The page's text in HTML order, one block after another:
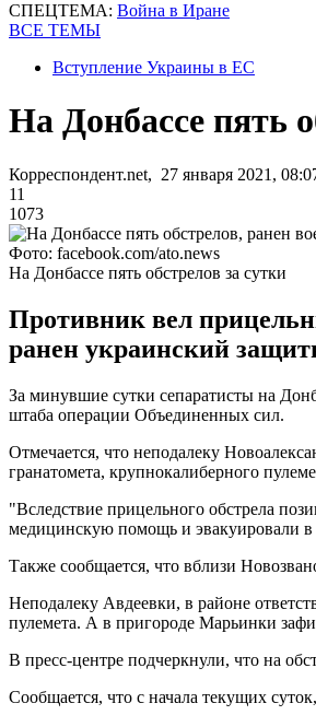
СПЕЦТЕМА: Война в Иране
ВСЕ ТЕМЫ
Вступление Украины в ЕС
На Донбассе пять
Корреспондент.net, 27 января 2021,
11
1073
Фото: facebook.com/ato.news
На Донбассе пять обстрелов за сутки
Противник вел
ранен украинский
За минувшие сутки сепаратисты на
штаба операции Объединенных сил.
Отмечается, что неподалеку
гранатомета, крупнокалиберного
"Вследствие прицельного обстрела
медицинскую помощь и эвакуировали в
Также сообщается, что вблизи
Неподалеку Авдеевки, в районе
пулемета. А в пригороде Марьинки
В пресс-центре подчеркнули, что на
Сообщается, что с начала текущих